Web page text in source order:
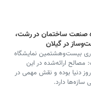
صنعت ساختمان در رشت،
در گیلان
بیست‌وهشتمین نمایشگاه
ارائه‌شده در این
دنیا بوده و نقش مهمی در
سازه‌ها دارد.